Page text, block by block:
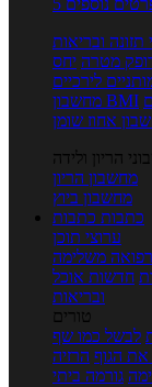
נוספים
תזונה ובריאות
מטרה יחס
לירכיים
מחשבון BMI
אחוז שומן
הריון ולידה
מחשבון הריון
מחשבון ביוץ
כתבות כתבות
ערוצי תוכן
רפואה משלימה
חדשות אוכל
ובריאות
טורים
לבשל כמו שף
את הגוף הרזיה
גורמה ביתי